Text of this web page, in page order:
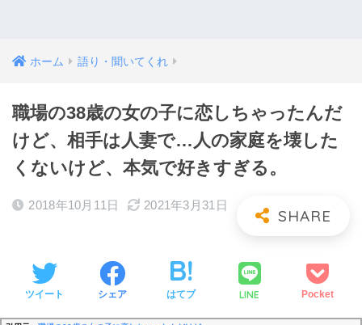
ホーム 語り・聞いてくれ
職場の38歳の女の子に恋しちゃったんだ
けど、相手は人妻で…人の家庭を壊した
くないけど、本気で好きすぎる。
2018年10月11日 2021年3月31日
ツイート シェア はてブ LINE Pocket